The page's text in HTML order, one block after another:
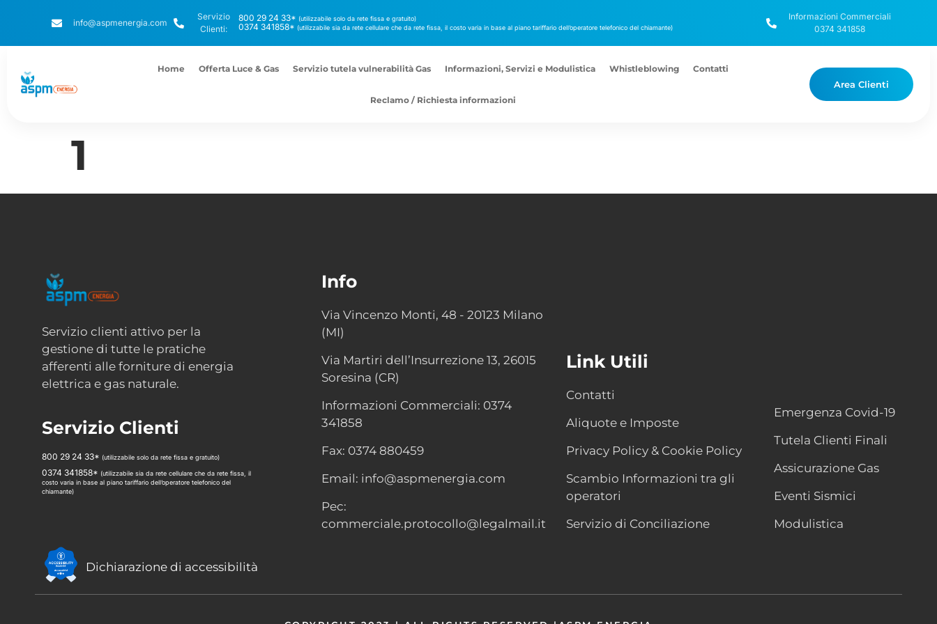
info@aspmenergia.com
Servizio
Clienti:
800 29 24 33* (utilizzabile solo da rete fissa e gratuito)
0374 341858* (utilizzabile sia da rete cellulare che da rete fissa, il costo varia in base al piano tariffario dell’operatore telefonico del chiamante)
Informazioni Commerciali
0374 341858
Home Offerta Luce & Gas Servizio tutela vulnerabilità Gas Informazioni, Servizi e Modulistica Whistleblowing Contatti
Reclamo / Richiesta informazioni
Area Clienti
1
Servizio clienti attivo per la
gestione di tutte le pratiche
afferenti alle forniture di energia
elettrica e gas naturale.
Servizio Clienti
800 29 24 33* (utilizzabile solo da rete fissa e gratuito)
0374 341858* (utilizzabile sia da rete cellulare che da rete fissa, il
costo varia in base al piano tariffario dell’operatore telefonico del
chiamante)
Info
Via Vincenzo Monti, 48 - 20123 Milano
(MI)
Via Martiri dell’Insurrezione 13, 26015
Soresina (CR)
Informazioni Commerciali: 0374
341858
Fax: 0374 880459
Email: info@aspmenergia.com
Pec:
commerciale.protocollo@legalmail.it
Link Utili
Contatti
Aliquote e Imposte
Privacy Policy & Cookie Policy
Scambio Informazioni tra gli
operatori
Servizio di Conciliazione
Emergenza Covid-19
Tutela Clienti Finali
Assicurazione Gas
Eventi Sismici
Modulistica
Dichiarazione di accessibilità